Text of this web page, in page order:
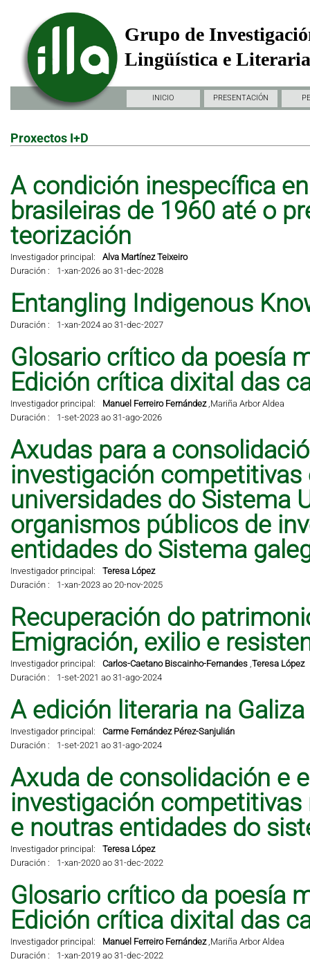
Grupo de
Lingüística e
INICIO PRESENTACIÓN
Proxectos I+D
A condición inespecífica
brasileiras de 1960 até o
teorización
Investigador principal:
Alva Martínez Teixeiro
Duración :
1-xan-2026 ao 31-dec-2028
Entangling Indigenous
Duración : 1-xan-2024 ao 31-dec-2027
Glosario crítico da poesía
Edición crítica dixital das
Investigador principal: Manuel Ferreiro Fernández,Mariña Arbor Aldea
Duración :
1-set-2023 ao 31-ago-2026
Axudas para a
investigación
universidades do Sistema
organismos públicos de
entidades do Sistema
Investigador principal:
Teresa López
Duración :
1-xan-2023 ao 20-nov-2025
Recuperación do
Emigración, exilio e
Investigador principal: Carlos-Caetano Biscainho-Fernandes,Teresa López
Duración :
1-set-2021 ao 31-ago-2024
A edición literaria na
Investigador principal:
Carme Fernández Pérez-Sanjulián
Duración :
1-set-2021 ao 31-ago-2024
Axuda de consolidación e
investigación competitivas
e noutras entidades do
Investigador principal:
Teresa López
Duración :
1-xan-2020 ao 31-dec-2022
Glosario crítico da poesía
Edición crítica dixital das
Investigador principal: Manuel Ferreiro Fernández,Mariña Arbor Aldea
Duración :
1-xan-2019 ao 31-dec-2022